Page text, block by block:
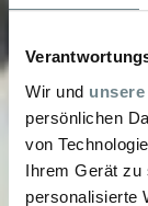
Wir und
persönlichen
von
Ihrem Gerät zu
personalisierte